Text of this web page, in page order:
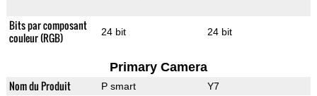
Bits par composant
couleur (RGB)
24 bit 24 bit
Primary Camera
Nom du Produit P smart Y7